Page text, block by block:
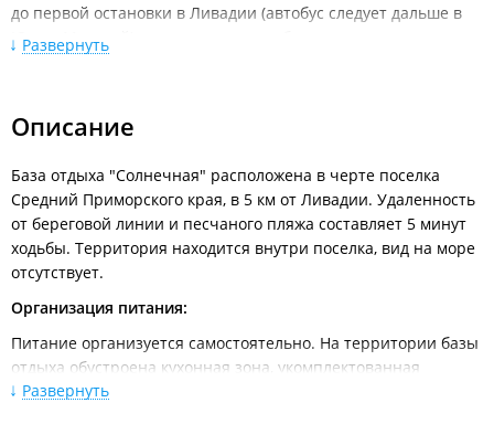
до первой остановки в Ливадии (автобус следует дальше в
Южно-Морской), далее на такси до базы отдыха.
Личным автотранспортом:
30 км после г. Фокино будет поворот в Душкино (на
Ливадию). В Душкино, необходимо повернуть направо, на
дорогу ведущую в Ливадию. Не доезжая 1 км до Ливадии по
указателю «Средняя 1» необходимо повернуть налево. По
грунтовой трассе 1 км до Средней и магазина "Парус".
Развернуть
Описание
База отдыха "Солнечная" расположена в черте поселка
Средний Приморского края, в 5 км от Ливадии. Удаленность
от береговой линии и песчаного пляжа составляет 5 минут
ходьбы. Территория находится внутри поселка, вид на море
отсутствует.
Организация питания:
Питание организуется самостоятельно. На территории базы
отдыха обустроена кухонная зона, укомплектованная
газовыми плитками, микроволновой печью, электрическим
Развернуть